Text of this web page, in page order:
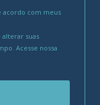
acordo com meus
suas
Acesse nossa